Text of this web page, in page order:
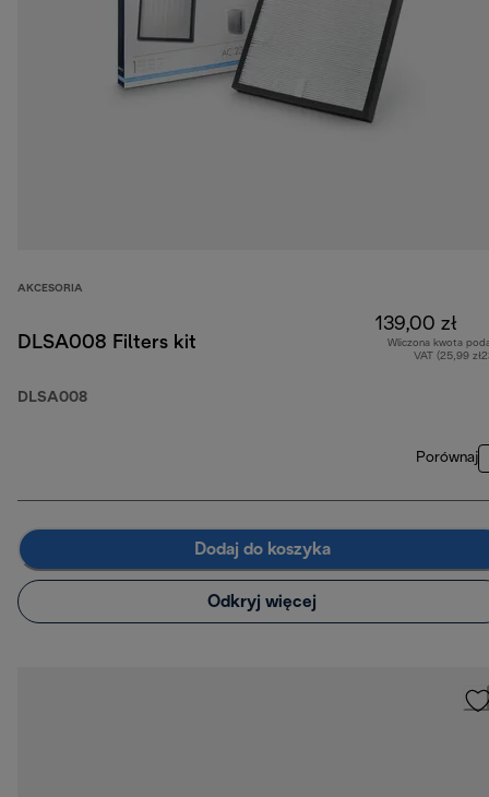
AKCESORIA
DLSA008 Filters kit
DLSA008
139,00 zł
Wliczona kwota
VAT (25,99
Porównaj
Dodaj do koszyka
Odkryj więcej